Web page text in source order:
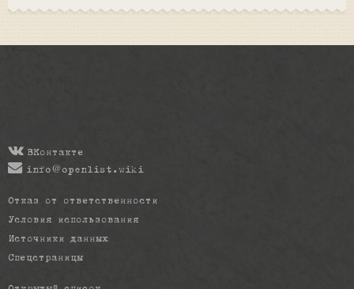
ВКонтакте
info@openlist.wiki
Отказ от ответственности
Условия использования
Источники данных
Спецстраницы